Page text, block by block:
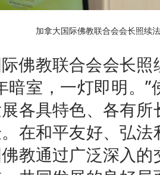
加拿大国际佛教联合会会长照续
佛教联合会会长
暗室，一灯即明。
各具特色、各有
在和平友好、弘
教通过广泛深入